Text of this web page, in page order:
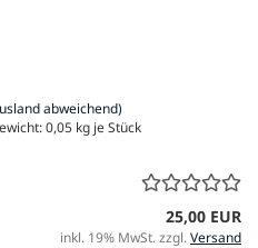
abweichend)
0,05 kg je Stück
25,00 EUR
inkl. 19% MwSt. zzgl.Versand